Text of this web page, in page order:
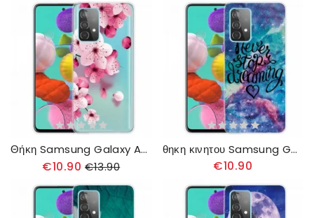
Θήκη Samsung Galaxy A32 4G Μικρά Ροζ Λουλούδια
€10.90 €13.90
θηκη κινητου Samsung Galaxy A32 4G Μην Σταματάς Ποτέ Να Ονειρεύεσαι
€10.90